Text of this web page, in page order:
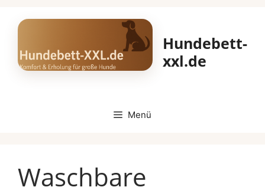
Inhalt
Hundebett-
xxl.de
Menü
Waschbare